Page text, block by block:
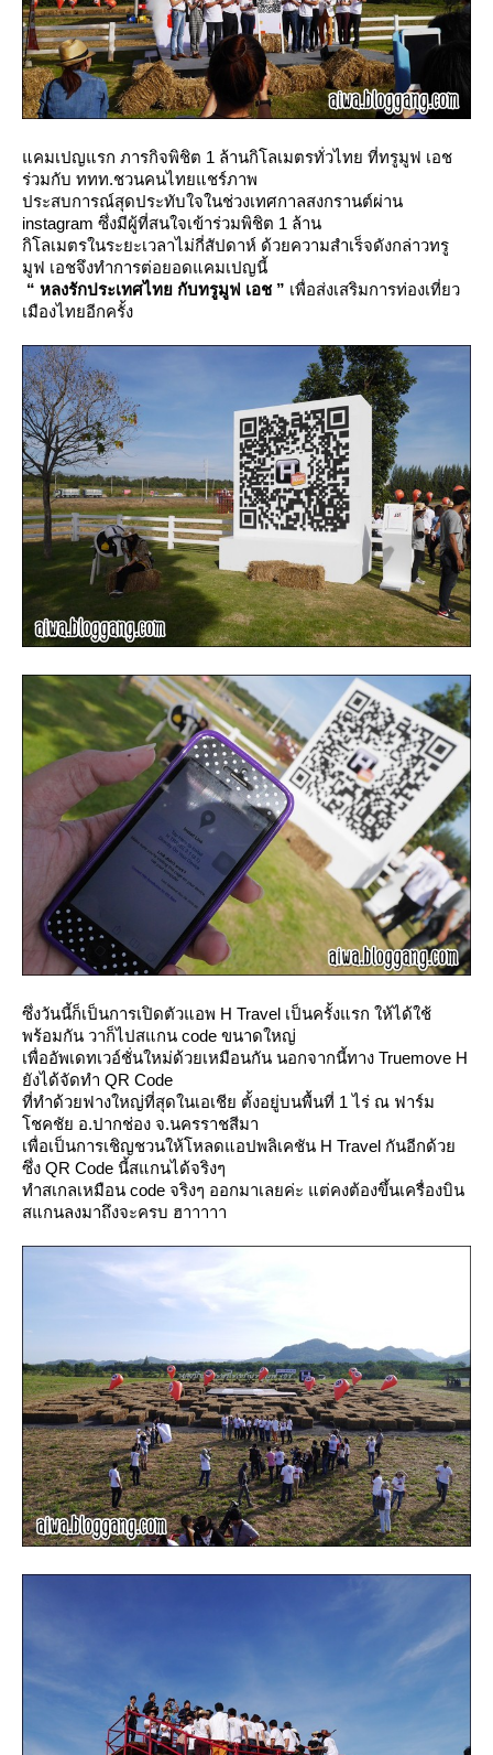
คมเปญแรก ภารกิจพิชิต 1 ล้านกิโลเมตรทั่วไทย ที่ทรูมูฟ เอช
ร่วมกับ ททท.ชวนคนไทยแชร์ภาพ
ประสบการณ์สุดประทับใจในช่วงเทศกาลสงกรานต์ผ่าน
instagram ซึ่งมีผู้ที่สนใจเข้าร่วมพิชิต 1 ล้าน
กิโลเมตรในระยะเวลาไม่กี่สัปดาห์ ด้วยความสำเร็จดังกล่าวทรู
มูฟ เอชจึงทำการต่อยอดแคมเปญนี้
“ หลงรักประเทศไทย กับทรูมูฟ เอช ” เพื่อส่งเสริมการท่องเที่ยว
เมืองไทยอีกครั้ง
ซึ่งวันนี้ก็เป็นการเปิดตัวแอพ H Travel เป็นครั้งแรก ให้ได้ใช้
พร้อมกัน วาก็ไปสแกน code ขนาดใหญ่
เพื่ออัพเดทเวอ์ชั่นใหม่ด้วยเหมือนกัน นอกจากนี้ทาง Truemove H
ังได้จัดทำ QR Code
ที่ทำด้วยฟางใหญ่ที่สุดในเอเชีย ตั้งอยู่บนพื้นที่ 1 ไร่ ณ ฟาร์ม
ชคชัย อ.ปากช่อง จ.นครราชสีมา
เพื่อเป็นการเชิญชวนให้โหลดแอปพลิเคชัน H Travel กันอีกด้ว
ซึ่ง QR Code นี้สแกนได้จริงๆ
ทำสเกลเหมือน code จริงๆ ออกมาเลยค่ะ แต่คงต้องขึ้นเครื่องบิน
สแกนลงมาถึงจะครบ ฮาาาาา